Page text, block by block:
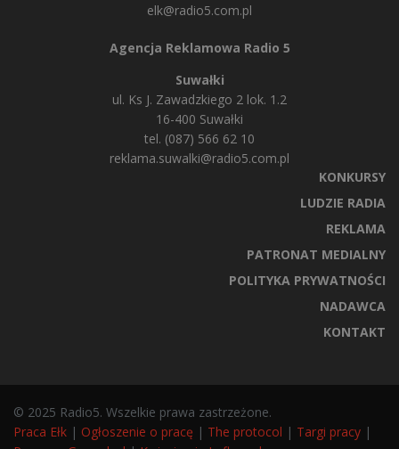
elk@radio5.com.pl
Agencja Reklamowa Radio 5
Suwałki
ul. Ks J. Zawadzkiego 2 lok. 1.2
16-400 Suwałki
tel. (087) 566 62 10
reklama.suwalki@radio5.com.pl
KONKURSY
LUDZIE RADIA
REKLAMA
PATRONAT MEDIALNY
POLITYKA PRYWATNOŚCI
NADAWCA
KONTAKT
© 2025 Radio5. Wszelkie prawa zastrzeżone.
Praca Ełk | Ogłoszenie o pracę | The protocol | Targi pracy |